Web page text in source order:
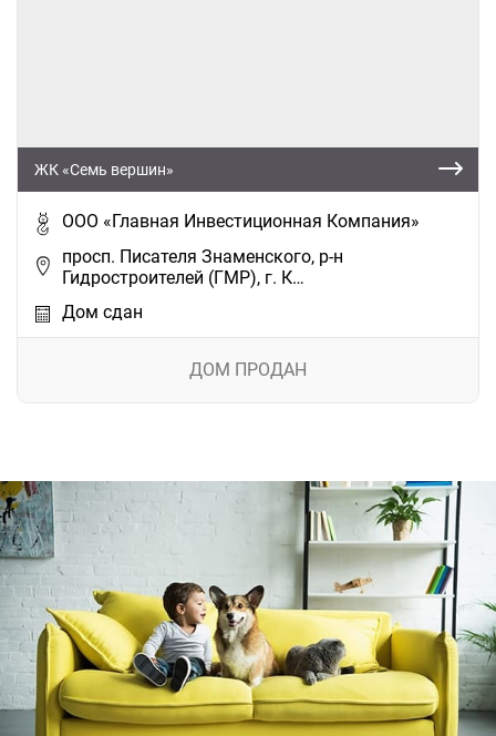
ЖК «Семь вершин»
ООО «Главная Инвестиционная Компания»
просп. Писателя Знаменского, р-н
Гидростроителей (ГМР), г. К…
Дом сдан
ДОМ ПРОДАН